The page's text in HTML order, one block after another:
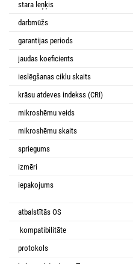
stara leņķis
darbmūžs
garantijas periods
jaudas koeficients
ieslēgšanas ciklu skaits
krāsu atdeves indekss (CRI)
mikroshēmu veids
mikroshēmu skaits
spriegums
izmēri
iepakojums
atbalstītās OS
kompatibilitāte
protokols